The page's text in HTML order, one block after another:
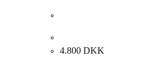
4.800 DKK